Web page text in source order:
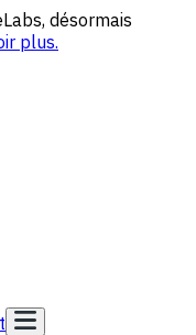
désormais
plus.